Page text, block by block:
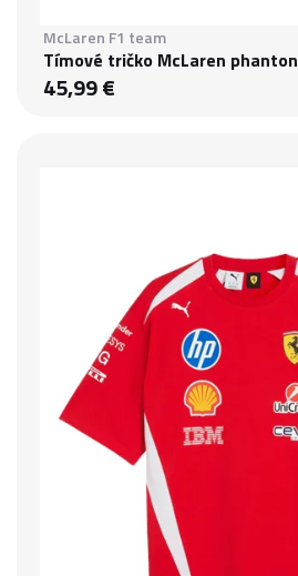
McLaren F1 team
Tímové tričko McLaren phanton
45,99 €